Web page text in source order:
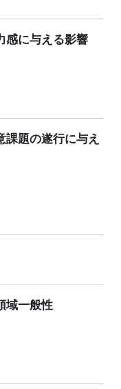
感に与える影響
課題の遂行に与え
域一般性